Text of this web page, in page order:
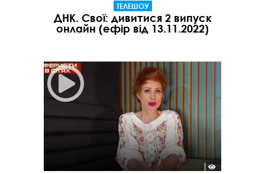
ТЕЛЕШОУ
ДНК. Свої: дивитися 2 випуск
онлайн (ефір від 13.11.2022)